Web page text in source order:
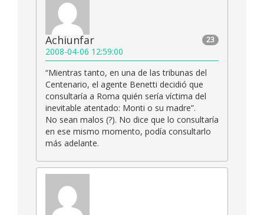
23
Achiunfar
2008-04-06 12:59:00
“Mientras tanto, en una de las tribunas del
Centenario, el agente Benetti decidió que
consultaría a Roma quién sería víctima del
inevitable atentado: Monti o su madre”.
No sean malos (?). No dice que lo consultaría
en ese mismo momento, podía consultarlo
más adelante.